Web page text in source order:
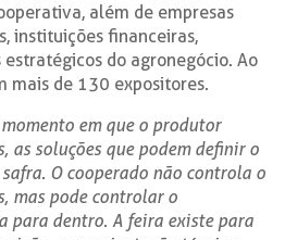
além de empresas
instituições financeiras,
do agronegócio. Ao
mais de 130 expositores.
em que o produtor
as soluções que podem definir o
O cooperado não controla o
mas pode controlar o
para dentro. A feira existe para